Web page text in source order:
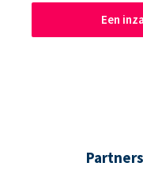
Een